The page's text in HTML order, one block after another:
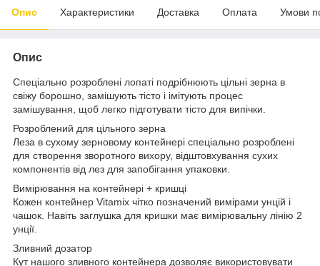
Опис Характеристики Доставка Оплата Умови
Опис
Спеціально розроблені лопаті подрібнюють цільні зерна в
свіжу борошно, замішують тісто і імітують процес
замішування, щоб легко підготувати тісто для випічки.
Розроблений для цільного зерна
Леза в сухому зерновому контейнері спеціально розроблені
для створення зворотного вихору, відштовхування сухих
компонентів від лез для запобігання упаковки.
Вимірювання на контейнері + кришці
Кожен контейнер Vitamix чітко позначений вимірами унцій і
чашок. Навіть заглушка для кришки має вимірювальну лінію 2
унції.
Зливний дозатор
Кут нашого зливного контейнера дозволяє використовувати